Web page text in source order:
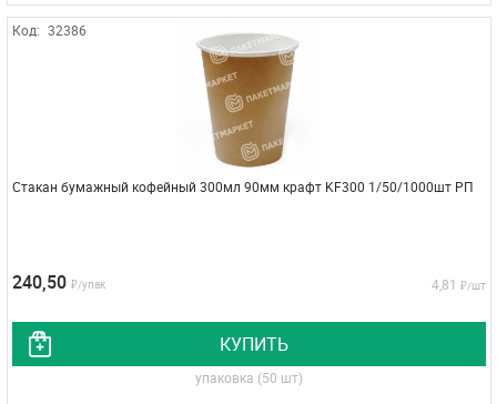
Код: 32386
Стакан бумажный кофейный 300мл 90мм крафт KF300 1/50/1000шт РП
240,50 ₽/упак 4,81 ₽/шт
КУПИТЬ
упаковка (50 шт)